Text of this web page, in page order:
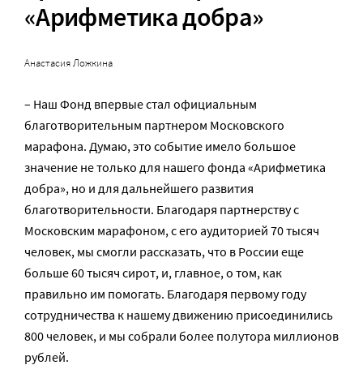
«Арифметика добра»
Анастасия Ложкина
– Наш Фонд впервые стал официальным
благотворительным партнером Московского
марафона. Думаю, это событие имело большое
значение не только для нашего фонда «Арифметика
добра», но и для дальнейшего развития
благотворительности. Благодаря партнерству с
Московским марафоном, с его аудиторией 70 тысяч
человек, мы смогли рассказать, что в России еще
больше 60 тысяч сирот, и, главное, о том, как
правильно им помогать. Благодаря первому году
сотрудничества к нашему движению присоединились
800 человек, и мы собрали более полутора миллионов
рублей.